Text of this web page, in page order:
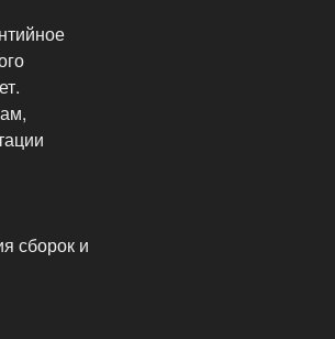
сборок и